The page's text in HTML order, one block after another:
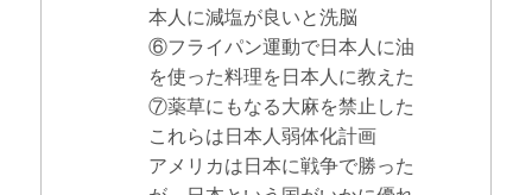
本人に減塩が良いと洗脳
⑥フライパン運動で日本人に油
を使った料理を日本人に教えた
⑦薬草にもなる大麻を禁止した
これらは日本人弱体化計画
アメリカは日本に戦争で勝った